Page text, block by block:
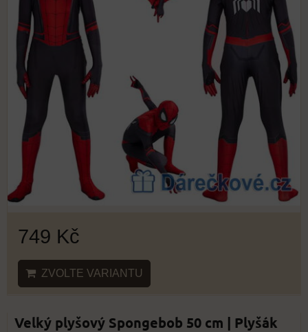
749 Kč
ZVOLTE VARIANTU
Velký plyšový Spongebob 50 cm | Plyšák